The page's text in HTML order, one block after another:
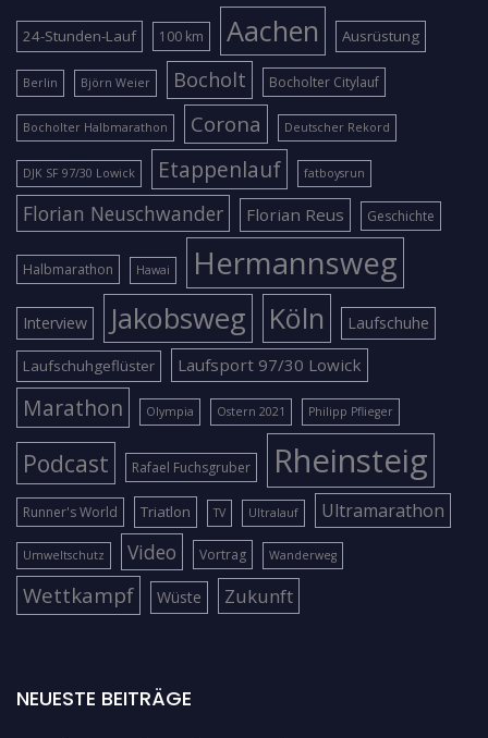
24-Stunden-Lauf 100 km Aachen Ausrüstung
Berlin Björn Weier Bocholt Bocholter Citylauf
Bocholter Halbmarathon Corona Deutscher Rekord
DJK SF 97/30 Lowick Etappenlauf fatboysrun
Florian Neuschwander Florian Reus Geschichte
Halbmarathon Hawai Hermannsweg
Interview Jakobsweg Köln Laufschuhe
Laufschuhgeflüster Laufsport 97/30 Lowick
Marathon Olympia Ostern 2021 Philipp Pflieger
Podcast Rafael Fuchsgruber Rheinsteig
Runner's World Triatlon TV Ultralauf Ultramarathon
Umweltschutz Video Vortrag Wanderweg
Wettkampf Wüste Zukunft
NEUESTE BEITRÄGE